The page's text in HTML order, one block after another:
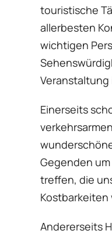
touristische
allerbesten
wichtigen
Einerseits
Gegenden
treffen, die
Kostbarkeiten
Andererseits